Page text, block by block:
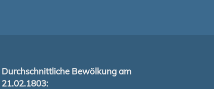
Durchschnittliche Bewölkung am
21.02.1803: